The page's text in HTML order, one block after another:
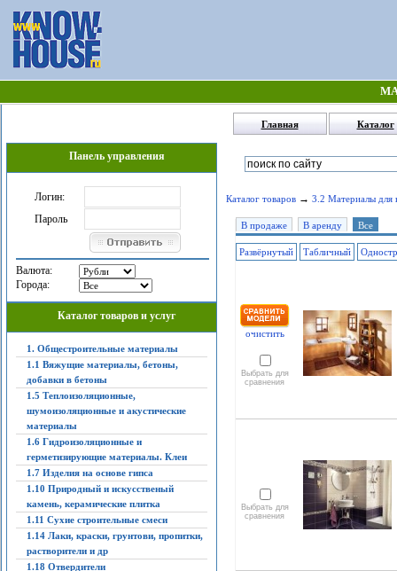
Главная Каталог
Панель управления
Логин:
Пароль
Валюта:
Города:
Каталог товаров и услуг
1. Общестроительные материалы
1.1 Вяжущие материалы, бетоны,
добавки в бетоны
1.5 Теплоизоляционные,
шумоизоляционные и акустические
материалы
1.6 Гидроизоляционные и
герметизирующие материалы. Клеи
1.7 Изделия на основе гипса
1.10 Природный и искусственый
камень, керамические плитка
1.11 Сухие строительные смеси
1.14 Лаки, краски, грунтови, пропитки,
растворители и др
1.18 Отвердители
Каталог товаров→ 3.2 Материалы для
В продаже В аренду Все
Развёрнутый Табличный
очистить
Выбрать для
сравнения
Выбрать для
сравнения